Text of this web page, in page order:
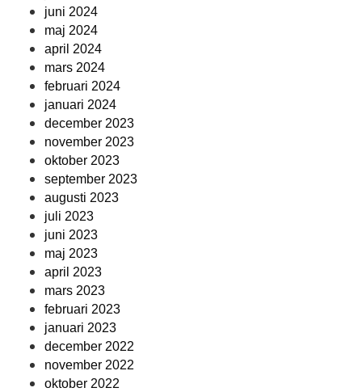
juni 2024
maj 2024
april 2024
mars 2024
februari 2024
januari 2024
december 2023
november 2023
oktober 2023
september 2023
augusti 2023
juli 2023
juni 2023
maj 2023
april 2023
mars 2023
februari 2023
januari 2023
december 2022
november 2022
oktober 2022